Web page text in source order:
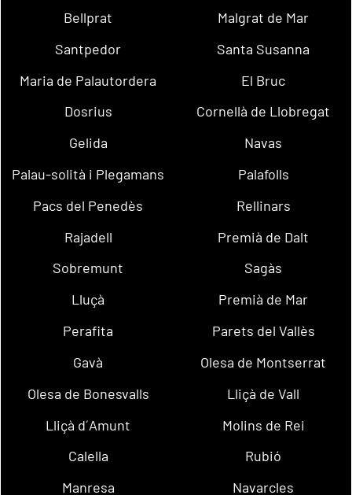
Bellprat
Malgrat de Mar
Santpedor
Santa Susanna
Maria de Palautordera
El Bruc
Dosrius
Cornellà de Llobregat
Gelida
Navas
Palau-solità i Plegamans
Palafolls
Pacs del Penedès
Rellinars
Rajadell
Premià de Dalt
Sobremunt
Sagàs
Lluçà
Premià de Mar
Perafita
Parets del Vallès
Gavà
Olesa de Montserrat
Olesa de Bonesvalls
Lliçà de Vall
Lliçà d´Amunt
Molins de Rei
Calella
Rubió
Manresa
Navarcles